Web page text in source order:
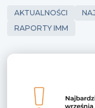
AKTUALNOŚCI
RAPORTY IMM